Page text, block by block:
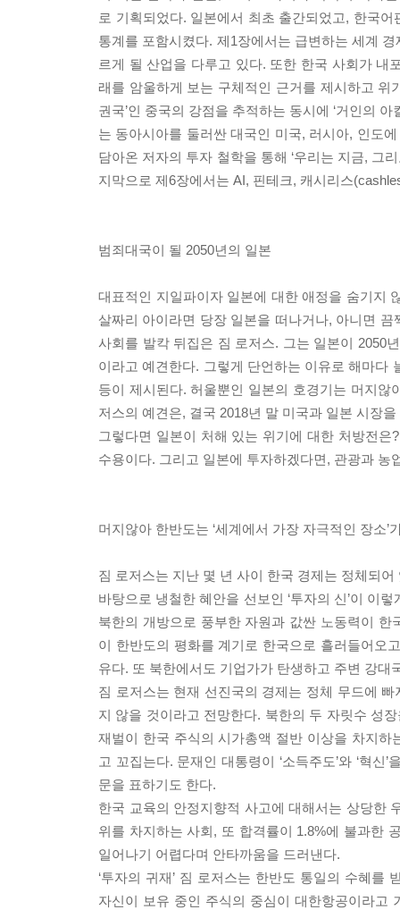
로 기획되었다. 일본에서 최초 출간되었고, 한국
통계를 포함시켰다. 제1장에서는 급변하는 세계
르게 될 산업을 다루고 있다. 또한 한국 사회가 내
래를 암울하게 보는 구체적인 근거를 제시하고 위
권국’인 중국의 강점을 추적하는 동시에 ‘거인의
는 동아시아를 둘러싼 대국인 미국, 러시아, 인도
담아온 저자의 투자 철학을 통해 ‘우리는 지금, 그
지막으로 제6장에서는 AI, 핀테크, 캐시리스
범죄대국이 될 2050년의 일본
대표적인 지일파이자 일본에 대한 애정을 숨기지
살짜리 아이라면 당장 일본을 떠나거나, 아니면
사회를 발칵 뒤집은 짐 로저스. 그는 일본이 2050
이라고 예견한다. 그렇게 단언하는 이유로 해마다
등이 제시된다. 허울뿐인 일본의 호경기는 머지않
저스의 예견은, 결국 2018년 말 미국과 일본 시장
그렇다면 일본이 처해 있는 위기에 대한 처방전
수용이다. 그리고 일본에 투자하겠다면, 관광과
머지않아 한반도는 ‘세계에서 가장 자극적인 장소’
짐 로저스는 지난 몇 년 사이 한국 경제는 정체되
바탕으로 냉철한 혜안을 선보인 ‘투자의 신’이 이
북한의 개방으로 풍부한 자원과 값싼 노동력이
이 한반도의 평화를 계기로 한국으로 흘러들어오
유다. 또 북한에서도 기업가가 탄생하고 주변 강
짐 로저스는 현재 선진국의 경제는 정체 무드에
지 않을 것이라고 전망한다. 북한의 두 자릿수 성
재벌이 한국 주식의 시가총액 절반 이상을 차지
고 꼬집는다. 문재인 대통령이 ‘소득주도’와 ‘혁
문을 표하기도 한다.
한국 교육의 안정지향적 사고에 대해서는 상당한
위를 차지하는 사회, 또 합격률이 1.8%에 불과한
일어나기 어렵다며 안타까움을 드러낸다.
‘투자의 귀재’ 짐 로저스는 한반도 통일의 수혜
자신이 보유 중인 주식의 중심이 대한항공이라고